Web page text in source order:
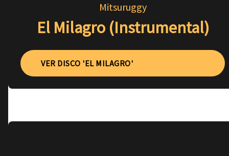
Mitsuruggy
El Milagro (Instrumental)
VER DISCO 'EL MILAGRO'